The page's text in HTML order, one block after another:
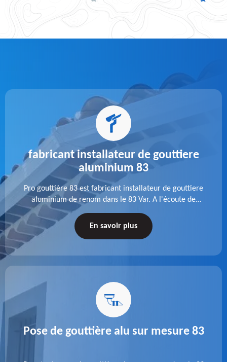
fabricant installateur de gouttiere
aluminium 83
Pro gouttière 83 est fabricant installateur de gouttiere
aluminium de renom dans le 83 Var. A l'écoute de
chaque besoin, notre équipe veille à réaliser des
gouttières performantes, durables et à la hauteur de
En savoir plus
Pose de gouttière alu sur mesure 83